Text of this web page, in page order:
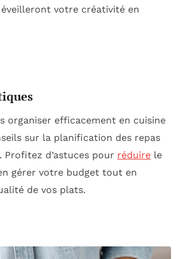
votre créativité en
organiser efficacement en cuisine
sur la planification des repas
Profitez d’astuces pour réduire le
gérer votre budget tout en
de vos plats.